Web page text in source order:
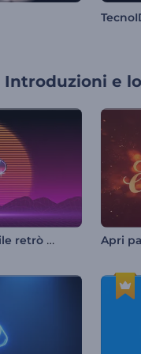
Introduzioni e
Sigla di apertura in stile retrò anni '80